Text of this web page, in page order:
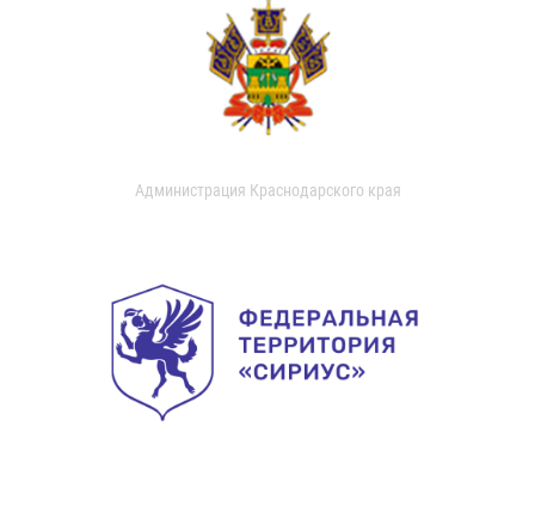
Администрация Краснодарского края